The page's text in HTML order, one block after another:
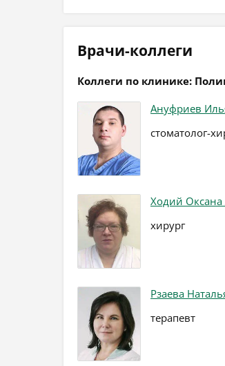
Врачи-коллеги
Коллеги по клинике:
Ануфриев
стоматолог-
Ходий Оксана
хирург
Рзаева
терапевт